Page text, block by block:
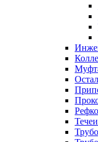
Рефко